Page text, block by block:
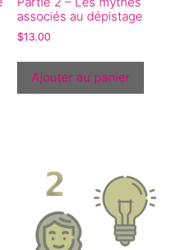
associés au dépistage
$13.00
Ajouter au panier